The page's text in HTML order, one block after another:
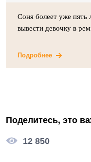
Соня болеет уже пять
вывести девочку в
Подробнее
Поделитесь, это
12 850